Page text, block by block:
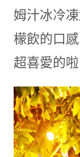
姆汁冰冷
檬飲的口
超喜愛的啦